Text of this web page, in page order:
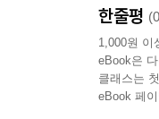
한줄평
1,000원 이
eBook은
클래스는
eBook 페